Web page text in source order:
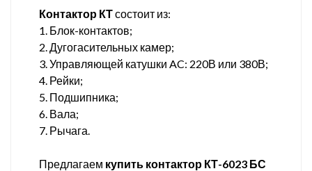
Контактор КТсостоит из:
1. Блок-контактов;
2. Дугогасительных камер;
3. Управляющей катушки AC: 220В или 380В;
4. Рейки;
5. Подшипника;
6. Вала;
7. Рычага.
Предлагаем купить контактор КТ-6023 БС